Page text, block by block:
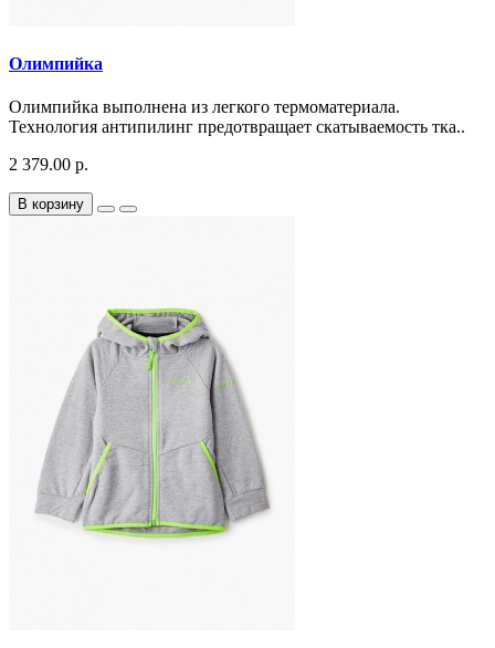
Олимпийка
Олимпийка выполнена из легкого термоматериала.
Технология антипилинг предотвращает скатываемость тка..
2 379.00 р.
В корзину